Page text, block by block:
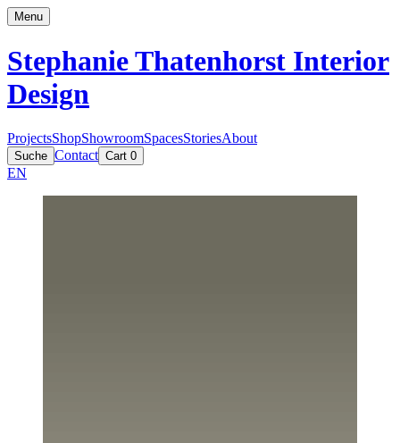
Menu
Stephanie Thatenhorst Interior
Design
ProjectsShopShowroomSpacesStoriesAbout
Suche Contact Cart 0
EN